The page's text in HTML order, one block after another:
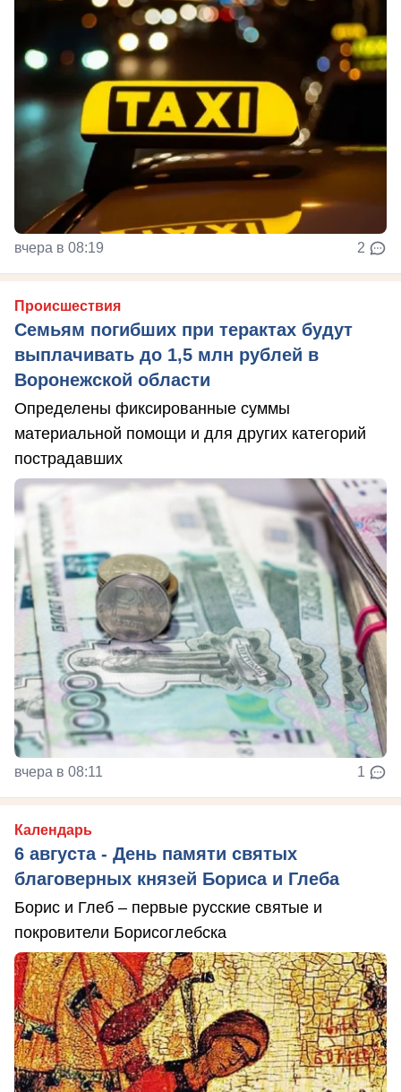
вчера в 08:19 2
Происшествия
Семьям погибших при терактах будут
выплачивать до 1,5 млн рублей в
Воронежской области
Определены фиксированные суммы
материальной помощи и для других категорий
пострадавших
вчера в 08:11 1
Календарь
6 августа - День памяти святых
благоверных князей Бориса и Глеба
Борис и Глеб – первые русские святые и
покровители Борисоглебска